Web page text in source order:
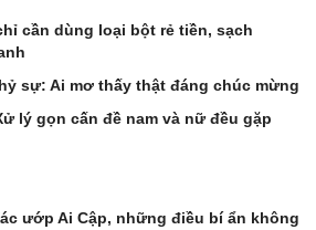
cần dùng loại bột rẻ tiền, sạch
sự: Ai mơ thấy thật đáng chúc mừng
lý gọn cấn đề nam và nữ đều gặp
ướp Ai Cập, những điều bí ẩn không